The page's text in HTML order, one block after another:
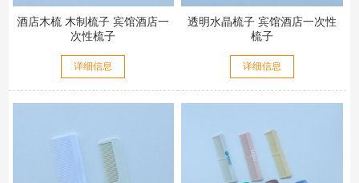
酒店木梳 木制梳子 宾馆酒店一
次性梳子
详细信息
透明水晶梳子 宾馆酒店一次性
梳子
详细信息